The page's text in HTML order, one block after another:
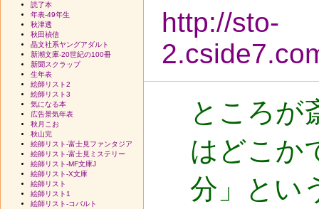
http://sto-
ところが
はどこか
分」とい
読了本
年表-49年生
秋津透
秋田禎信
晶文社系ヤングアダルト
新潮文庫-20世紀の100冊
新聞スクラップ
生年表
絵師リスト2
絵師リスト3
気になる本
広告景気年表
秋月こお
秋山完
絵師リスト-富士見ファンタジア
絵師リスト-富士見ミステリー
絵師リスト-MF文庫J
絵師リスト-X文庫
絵師リスト
絵師リスト1
絵師リスト-コバルト